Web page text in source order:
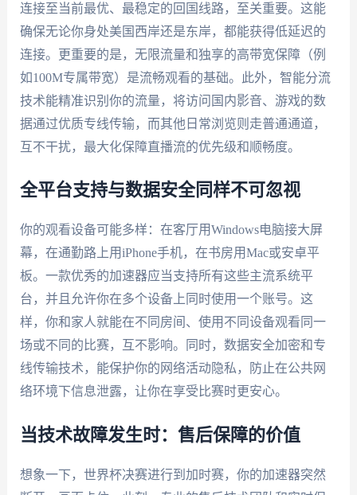
连接至当前最优、最稳定的回国线路，至关重要。这能
确保无论你身处美国西岸还是东岸，都能获得低延迟的
连接。更重要的是，无限流量和独享的高带宽保障（例
如100M专属带宽）是流畅观看的基础。此外，智能分流
技术能精准识别你的流量，将访问国内影音、游戏的数
据通过优质专线传输，而其他日常浏览则走普通通道，
互不干扰，最大化保障直播流的优先级和顺畅度。
全平台支持与数据安全同样不可忽视
你的观看设备可能多样：在客厅用Windows电脑接大屏
幕，在通勤路上用iPhone手机，在书房用Mac或安卓平
板。一款优秀的加速器应当支持所有这些主流系统平
台，并且允许你在多个设备上同时使用一个账号。这
样，你和家人就能在不同房间、使用不同设备观看同一
场或不同的比赛，互不影响。同时，数据安全加密和专
线传输技术，能保护你的网络活动隐私，防止在公共网
络环境下信息泄露，让你在享受比赛时更安心。
当技术故障发生时：售后保障的价值
想象一下，世界杯决赛进行到加时赛，你的加速器突然